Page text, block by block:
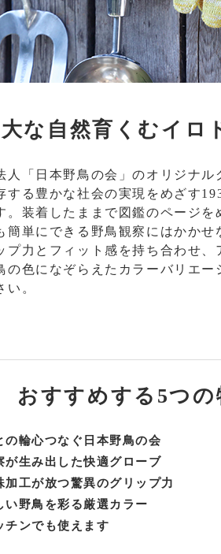
な自然育くむイロ
人「日本野鳥の会」のオリジナル
する豊かな社会の実現をめざす
。装着したままで図鑑のページを
簡単にできる野鳥観察にはかかせ
プ力とフィット感を持ち合わせ、
の色になぞらえたカラーバリエー
い。
おすすめする 5つの
の輪心つなぐ日本野鳥の会
が生み出した快適グローブ
加工が放つ驚異のグリップ力
い野鳥を彩る厳選カラー
チンでも使えます